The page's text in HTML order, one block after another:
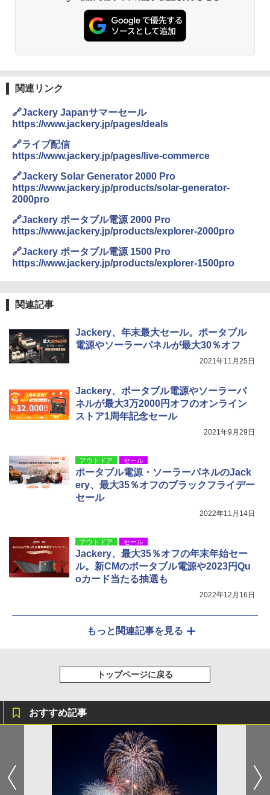
PYKES PEAK (パイクスピーク) 着替えテン
ト プライバシー テント 【中が透けない】 1
人用 折りたたみ 防災グッズ 災害用トイレ ビ
易 トイレテント (グレー)
ENDLESS BASE 《めざましテレビで紹介》
テント ワンタッチ RENEW 幅200 2-3人用 43
￥5,999
[キャンパーズコレクション 山善] 傘みたいに
簡単設置 ポップアップテント エクルベージ
ュ(BC仕様) PATC-150B(EB)
￥9,990
ATCW-150B エクルベージュ
￥-
【日本企業販売】超強力クマ対策スプレー 30
0ml（連続噴射30秒）110ml（連続噴射15
秒）射程5～10m 安全ロック搭載 携帯収納袋
関の購入実績 登山・キャンプ・アウトドア・
コンパクト 保冷力長持ち
￥2,980
USB充電式 高精度 超長距離照射 長時間使用
可能 安全ロック付き 高安全性 金属製耐久 コ
ア/オフィス/教育現場/展示会用 緑
保護 日光可読lcd 7種類ノズル付き
￥7,884
関連リンク
🔗Jackery Japanサマーセール
https://www.jackery.jp/pages/deals
🔗ライブ配信
https://www.jackery.jp/pages/live-commerce
🔗Jackery Solar Generator 2000 Pro
https://www.jackery.jp/products/solar-generator-
2000pro
🔗Jackery ポータブル電源 2000 Pro
https://www.jackery.jp/products/explorer-2000pro
🔗Jackery ポータブル電源 1500 Pro
https://www.jackery.jp/products/explorer-1500pro
関連記事
Jackery、年末最大セール。ポータブル
電源やソーラーパネルが最大30％オフ
2021年11月25日
Jackery、ポータブル電源やソーラーパ
ネルが最大3万2000円オフのオンライン
ストア1周年記念セール
2021年9月29日
アウトドア セール
ポータブル電源・ソーラーパネルのJack
ery、最大35％オフのブラックフライデー
セール
2022年11月14日
アウトドア セール
Jackery、最大35％オフの年末年始セー
ル。新CMのポータブル電源や2023円Qu
oカード当たる抽選も
2022年12月16日
もっと関連記事を見る
トップページに戻る
おすすめ記事